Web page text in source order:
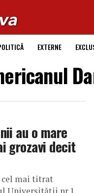
EXTERNE
au o mare
grozavi decit
cel mai titrat